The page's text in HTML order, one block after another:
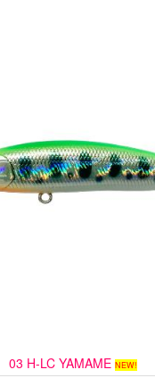
03 H-LC YAMAME NEW!